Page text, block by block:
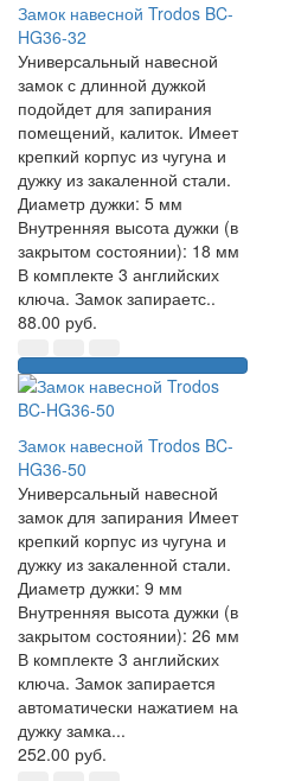
Замок навесной Trodos BC-
HG36-32
Универсальный навесной
замок с длинной дужкой
подойдет для запирания
помещений, калиток. Имеет
крепкий корпус из чугуна и
дужку из закаленной стали.
Диаметр дужки: 5 мм
Внутренняя высота дужки (в
закрытом состоянии): 18 мм
В комплекте 3 английских
ключа. Замок запираетс..
88.00 руб.
Замок навесной Trodos BC-
HG36-50
Универсальный навесной
замок для запирания Имеет
крепкий корпус из чугуна и
дужку из закаленной стали.
Диаметр дужки: 9 мм
Внутренняя высота дужки (в
закрытом состоянии): 26 мм
В комплекте 3 английских
ключа. Замок запирается
автоматически нажатием на
дужку замка...
252.00 руб.